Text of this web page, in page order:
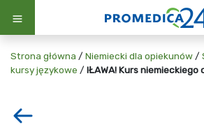
Strona główna / Niemiecki dla opiekunów /
kursy językowe / IŁAWA! Kurs niemieckiego